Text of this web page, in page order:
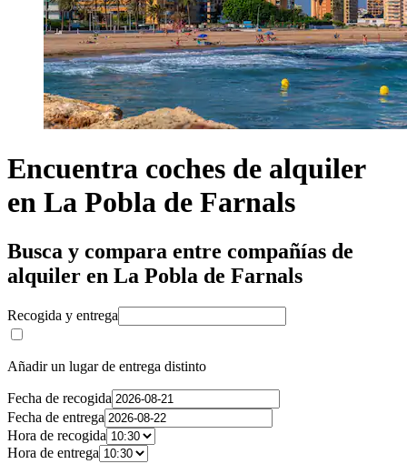
Encuentra coches de alquiler
en La Pobla de Farnals
Busca y compara entre compañías de
alquiler en La Pobla de Farnals
Recogida y entrega
Añadir un lugar de entrega distinto
Fecha de recogida
Fecha de entrega
Hora de recogida
Hora de entrega